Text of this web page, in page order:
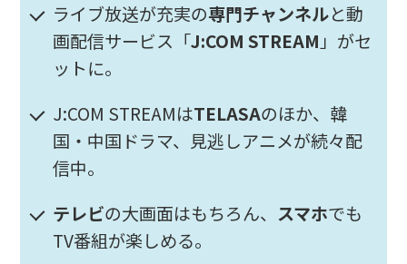
ライブ放送が充実の専門チャンネルと動
画配信サービス「J:COM STREAM 」がセ
ットに。
J:COM STREAMはTELASAのほか、韓
国・中国ドラマ、見逃しアニメが続々配
信中。
テレビの大画面はもちろん、 スマホでも
TV番組が楽しめる。